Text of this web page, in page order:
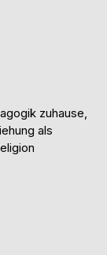
zuhause,
als